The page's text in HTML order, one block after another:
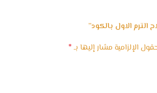
الاول بالكود”
الإلزامية مشار إليها بـ*